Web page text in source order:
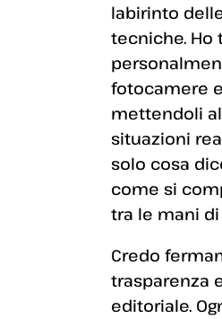
labirinto
tecniche. Ho
fotocamere
mettendoli
situazioni
solo cosa
come si
tra le mani
Credo
trasparenza
editoriale.